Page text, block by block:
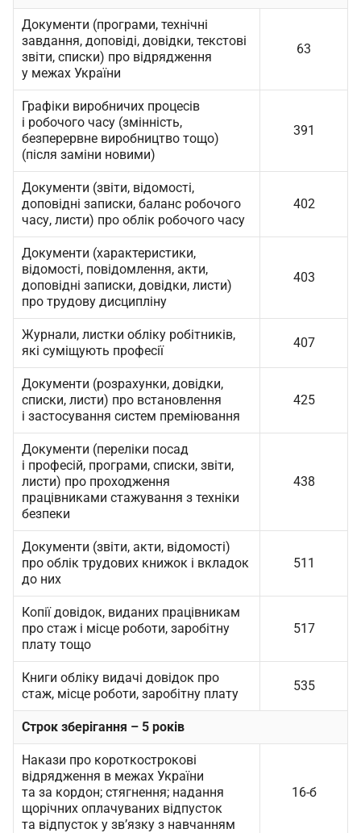
Документи (програми, технічні
завдання, доповіді, довідки, текстові
звіти, списки) про відрядження
у межах України
63
Графіки виробничих процесів
і робочого часу (змінність,
безперервне виробництво тощо)
(після заміни новими)
391
Документи (звіти, відомості,
доповідні записки, баланс робочого
часу, листи) про облік робочого часу
402
Документи (характеристики,
відомості, повідомлення, акти,
доповідні записки, довідки, листи)
про трудову дисципліну
403
Журнали, листки обліку робітників,
які суміщують професії
407
Документи (розрахунки, довідки,
списки, листи) про встановлення
і застосування систем преміювання
425
Документи (переліки посад
і професій, програми, списки, звіти,
листи) про проходження
працівниками стажування з техніки
безпеки
438
Документи (звіти, акти, відомості)
про облік трудових книжок і вкладок
до них
511
Копії довідок, виданих працівникам
про стаж і місце роботи, заробітну
плату тощо
517
Книги обліку видачі довідок про
стаж, місце роботи, заробітну плату
535
Строк зберігання – 5 років
Накази про короткострокові
відрядження в межах України
та за кордон; стягнення; надання
щорічних оплачуваних відпусток
та відпусток у зв’язку з навчанням
16-б